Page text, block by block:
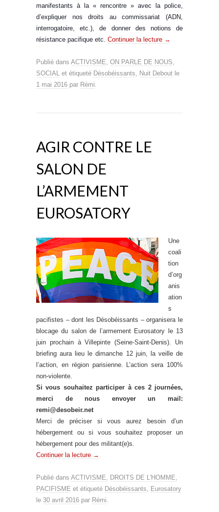
manifestants à la « rencontre » avec la police,
d’expliquer nos droits au commissariat (ADN,
interrogatoire, etc.), de donner des notions de
résistance pacifique etc. Continuer la lecture →
Publié dans ACTIVISME ON PARLE DE NOUS
SOCIAL
et étiqueté Désobéissants Nuit Debout le
1 mai 2016 par Rémi
AGIR CONTRE LE
SALON DE
L’ARMEMENT
EUROSATORY
Une
coali
tion
d’org
anis
ation
s
pacifistes – dont les Désobéissants – organisera le
blocage du salon de l’armement Eurosatory le 13
juin prochain à Villepinte (Seine-Saint-Denis). Un
briefing aura lieu le dimanche 12 juin, la veille de
l’action, en région parisienne. L’action sera 100%
non-violente.
Si vous souhaitez participer à ces 2 journées,
merci de nous envoyer un mail:
remi@desobeir.net
Merci de préciser si vous aurez besoin d’un
hébergement ou si vous souhaitez proposer un
hébergement pour des militant(e)s.
Continuer la lecture →
Publié dans ACTIVISME DROITS DE L'HOMME
PACIFISME et étiqueté Désobéissants
Eurosatory
le 30 avril 2016 par Rémi